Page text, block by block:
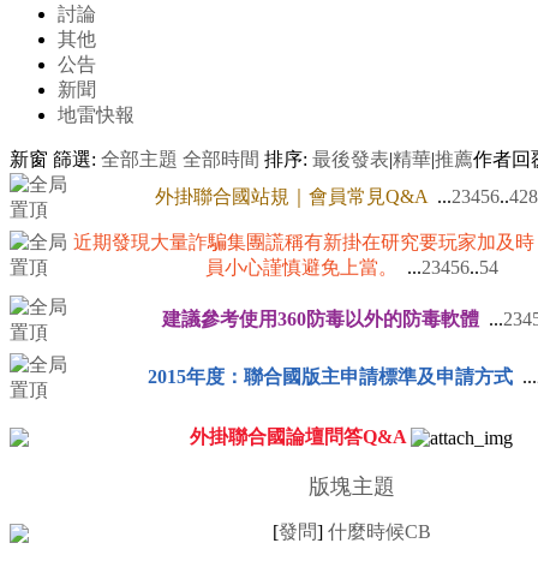
討論
其他
公告
新聞
地雷快報
新窗 篩選: 全部主題 全部時間 排序: 最後發表|精華|推薦作者回
外掛聯合國站規｜會員常見Q&A ...23456..
近期發現大量詐騙集團謊稱有新掛在研究要玩家加及
員小心謹慎避免上當。
...23456..54
建議參考使用360防毒以外的防毒軟體 ...234
2015年度：聯合國版主申請標準及申請方式 ...
外掛聯合國論壇問答Q&A
版塊主題
[發問] 什麼時候CB